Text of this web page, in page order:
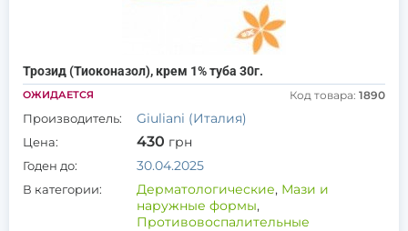
Трозид (Тиоконазол), крем 1% туба 30г.
ОЖИДАЕТСЯ Код товара: 1890
Производитель: Giuliani (Италия)
Цена: 430 грн
Годен до: 30.04.2025
В категории: Дерматологические, Мази и
наружные формы,
Противовоспалительные